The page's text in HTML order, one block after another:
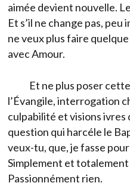
aimée devient nouvelle.
Et s’il ne change pas,
ne veux plus faire
avec Amour.
Et ne plus poser
l’Évangile, interrogation
culpabilité et visions ivres
question qui harcéle le
veux-tu, que, je fasse
Simplement et totalement
Passionnément rien.